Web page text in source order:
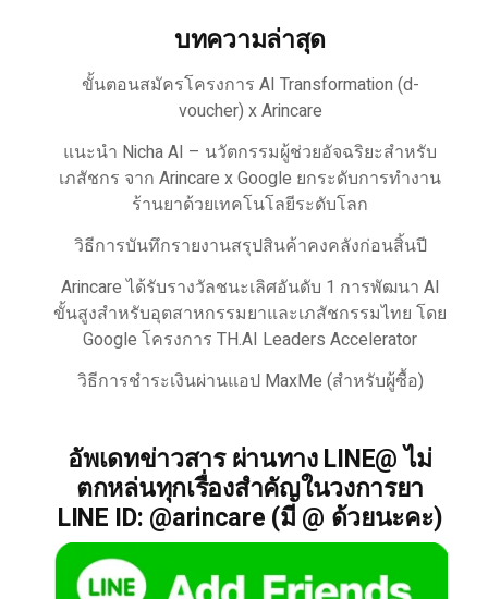
บทความล่าสุด
ขั้นตอนสมัครโครงการ AI Transformation (d-
voucher) x Arincare
แนะนำ Nicha AI – นวัตกรรมผู้ช่วยอัจฉริยะสำหรับ
เภสัชกร จาก Arincare x Google ยกระดับการทำงาน
ร้านยาด้วยเทคโนโลยีระดับโลก
วิธีการบันทึกรายงานสรุปสินค้าคงคลังก่อนสิ้นปี
Arincare ได้รับรางวัลชนะเลิศอันดับ 1 การพัฒนา AI
ขั้นสูงสำหรับอุตสาหกรรมยาและเภสัชกรรมไทย โดย
Google โครงการ TH.AI Leaders Accelerator
วิธีการชำระเงินผ่านแอป MaxMe (สำหรับผู้ซื้อ)
อัพเดทข่าวสาร ผ่านทาง LINE@ ไม่
ตกหล่นทุกเรื่องสำคัญในวงการยา
LINE ID: @arincare (มี @ ด้วยนะคะ)